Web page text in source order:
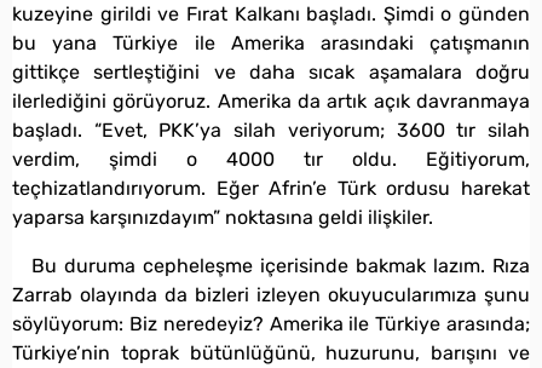
kuzeyine girildi ve Fırat Kalkanı başladı. Şimdi o günden
bu yana Türkiye ile Amerika arasındaki çatışmanın
gittikçe sertleştiğini ve daha sıcak aşamalara doğru
ilerlediğini görüyoruz. Amerika da artık açık davranmaya
başladı. “Evet, PKK’ya silah veriyorum; 3600 tır silah
verdim, şimdi o 4000 tır oldu. Eğitiyorum,
teçhizatlandırıyorum. Eğer Afrin’e Türk ordusu harekat
yaparsa karşınızdayım” noktasına geldi ilişkiler.
Bu duruma cepheleşme içerisinde bakmak lazım. Rıza
Zarrab olayında da bizleri izleyen okuyucularımıza şunu
söylüyorum: Biz neredeyiz? Amerika ile Türkiye arasında;
Türkiye’nin toprak bütünlüğünü, huzurunu, barışını ve